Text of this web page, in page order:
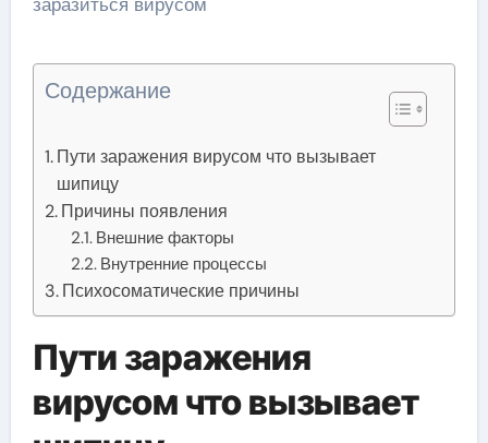
Содержание
Пути заражения вирусом что вызывает
шипицу
Причины появления
Внешние факторы
Внутренние процессы
Психосоматические причины
Пути заражения
вирусом что вызывает